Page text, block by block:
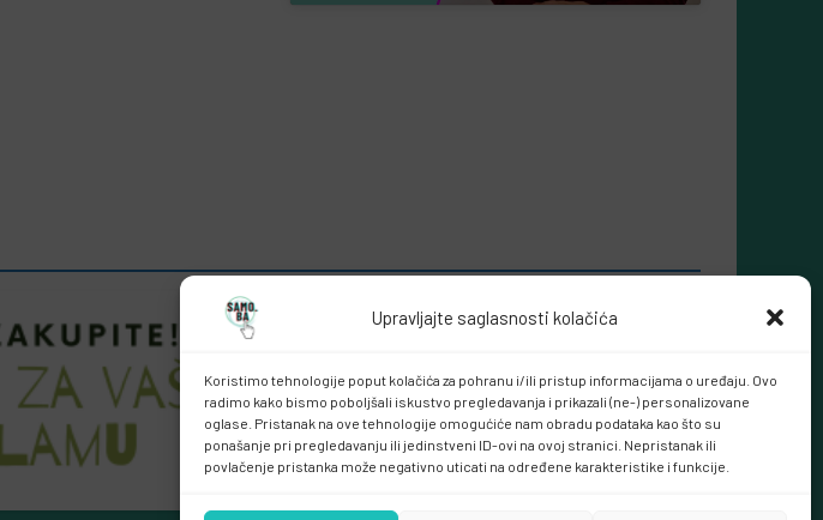
Upravljajte saglasnosti kolačića
Koristimo tehnologije poput kolačića za pohranu i/ili pristup informacijama o uređaju. Ovo
radimo kako bismo poboljšali iskustvo pregledavanja i prikazali (ne-) personalizovane
oglase. Pristanak na ove tehnologije omogućiće nam obradu podataka kao što su
ponašanje pri pregledavanju ili jedinstveni ID-ovi na ovoj stranici. Nepristanak ili
povlačenje pristanka može negativno uticati na određene karakteristike i funkcije.